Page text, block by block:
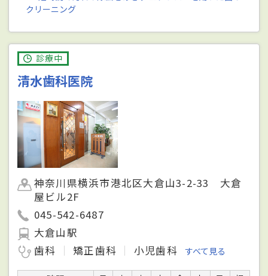
クリーニング
診療中
清水歯科医院
神奈川県横浜市港北区大倉山3-2-33 大倉
屋ビル2F
045-542-6487
大倉山駅
歯科
矯正歯科 小児歯科 すべて見る